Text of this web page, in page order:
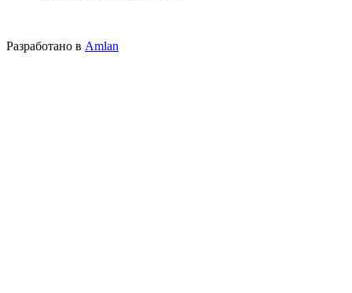
Разработано в Amlan